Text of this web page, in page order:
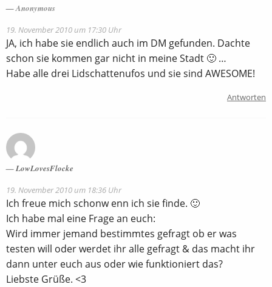
Anonymous
19. November 2010 um 17:30 Uhr
JA, ich habe sie endlich auch im DM gefunden. Dachte
schon sie kommen gar nicht in meine Stadt 🙂 …
Habe alle drei Lidschattenufos und sie sind AWESOME!
Antworten
LowLovesFlocke
19. November 2010 um 18:36 Uhr
Ich freue mich schonw enn ich sie finde. 🙂
Ich habe mal eine Frage an euch:
Wird immer jemand bestimmtes gefragt ob er was
testen will oder werdet ihr alle gefragt & das macht ihr
dann unter euch aus oder wie funktioniert das?
Liebste Grüße. <3